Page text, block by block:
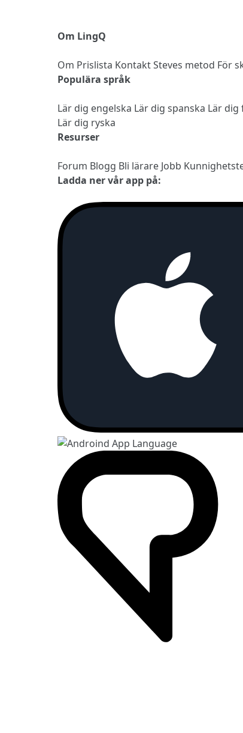
Om LingQ
Om Prislista KontaktSteves metod För
Populära språk
Lär dig engelska Lär dig spanska Lär dig
Lär dig ryska
Resurser
Forum Blogg Bli lärare Jobb
Ladda ner vår app på: